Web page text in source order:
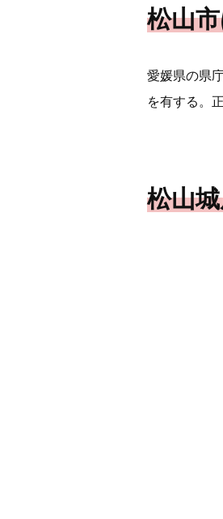
松山
愛媛県の県
を有する。
松山